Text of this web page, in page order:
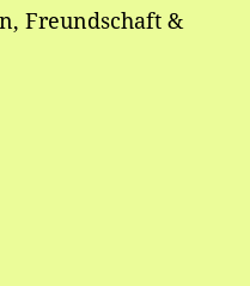
Freundschaft &